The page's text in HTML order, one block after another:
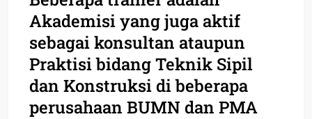
Akademisi yang juga aktif
sebagai konsultan ataupun
Praktisi bidang Teknik Sipil
dan Konstruksi di beberapa
perusahaan BUMN dan PMA